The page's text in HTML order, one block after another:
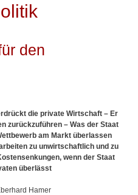
den
die private Wirtschaft – Er
zurückzuführen – Was der Staat
am Markt überlassen
zu unwirtschaftlich und zu
wenn der Staat
überlässt
Hamer